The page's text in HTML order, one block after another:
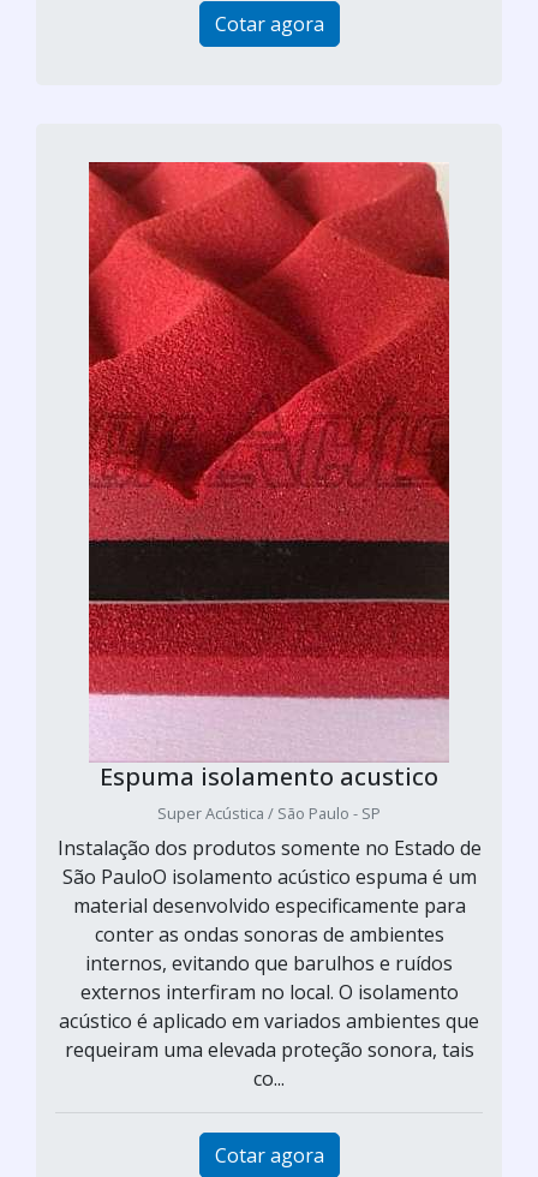
Cotar agora
Espuma isolamento acustico
Super Acústica / São Paulo - SP
Instalação dos produtos somente no Estado de
São PauloO isolamento acústico espuma é um
material desenvolvido especificamente para
conter as ondas sonoras de ambientes
internos, evitando que barulhos e ruídos
externos interfiram no local. O isolamento
acústico é aplicado em variados ambientes que
requeiram uma elevada proteção sonora, tais
co...
Cotar agora